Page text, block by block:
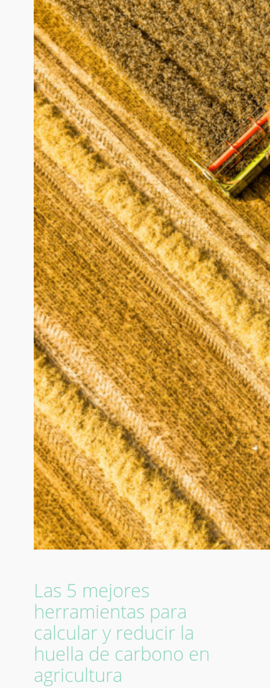
Las 5 mejores
herramientas para
calcular y reducir la
huella de carbono en
agricultura